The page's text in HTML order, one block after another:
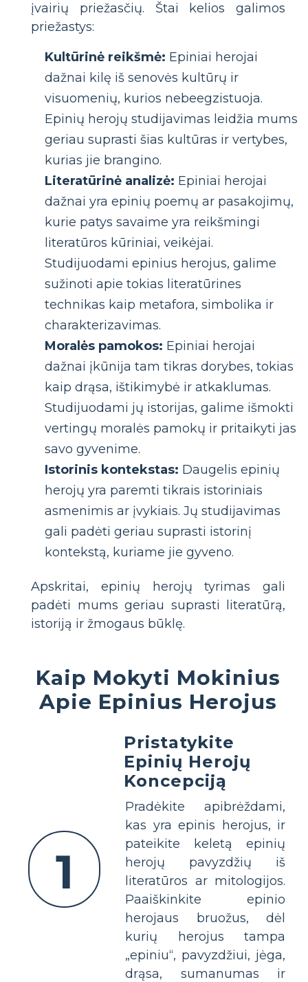
įvairių priežasčių. Štai kelios galimos
priežastys:
Kultūrinė reikšmė: Epiniai herojai
dažnai kilę iš senovės kultūrų ir
visuomenių, kurios nebeegzistuoja.
Epinių herojų studijavimas leidžia mums
geriau suprasti šias kultūras ir vertybes,
kurias jie brangino.
Literatūrinė analizė: Epiniai herojai
dažnai yra epinių poemų ar pasakojimų,
kurie patys savaime yra reikšmingi
literatūros kūriniai, veikėjai.
Studijuodami epinius herojus, galime
sužinoti apie tokias literatūrines
technikas kaip metafora, simbolika ir
charakterizavimas.
Moralės pamokos: Epiniai herojai
dažnai įkūnija tam tikras dorybes, tokias
kaip drąsa, ištikimybė ir atkaklumas.
Studijuodami jų istorijas, galime išmokti
vertingų moralės pamokų ir pritaikyti jas
savo gyvenime.
Istorinis kontekstas: Daugelis epinių
herojų yra paremti tikrais istoriniais
asmenimis ar įvykiais. Jų studijavimas
gali padėti geriau suprasti istorinį
kontekstą, kuriame jie gyveno.
Apskritai, epinių herojų tyrimas gali
padėti mums geriau suprasti literatūrą,
istoriją ir žmogaus būklę.
Kaip Mokyti Mokinius
Apie Epinius Herojus
1
Pristatykite
Epinių Herojų
Koncepciją
Pradėkite apibrėždami,
kas yra epinis herojus, ir
pateikite keletą epinių
herojų pavyzdžių iš
literatūros ar mitologijos.
Paaiškinkite epinio
herojaus bruožus, dėl
kurių herojus tampa
„epiniu“, pavyzdžiui, jėga,
drąsa, sumanumas ir